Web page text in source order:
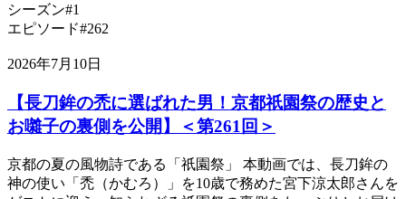
シーズン#1
エピソード#262
2026年7月10日
【長刀鉾の禿に選ばれた男！京都祇園祭の歴史と
お囃子の裏側を公開】＜第261回＞
京都の夏の風物詩である「祇園祭」 本動画では、長刀鉾の
神の使い「禿（かむろ）」を10歳で務めた宮下涼太郎さんを